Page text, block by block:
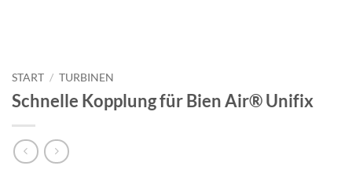
START / TURBINEN
Schnelle Kopplung für Bien Air® Unifix